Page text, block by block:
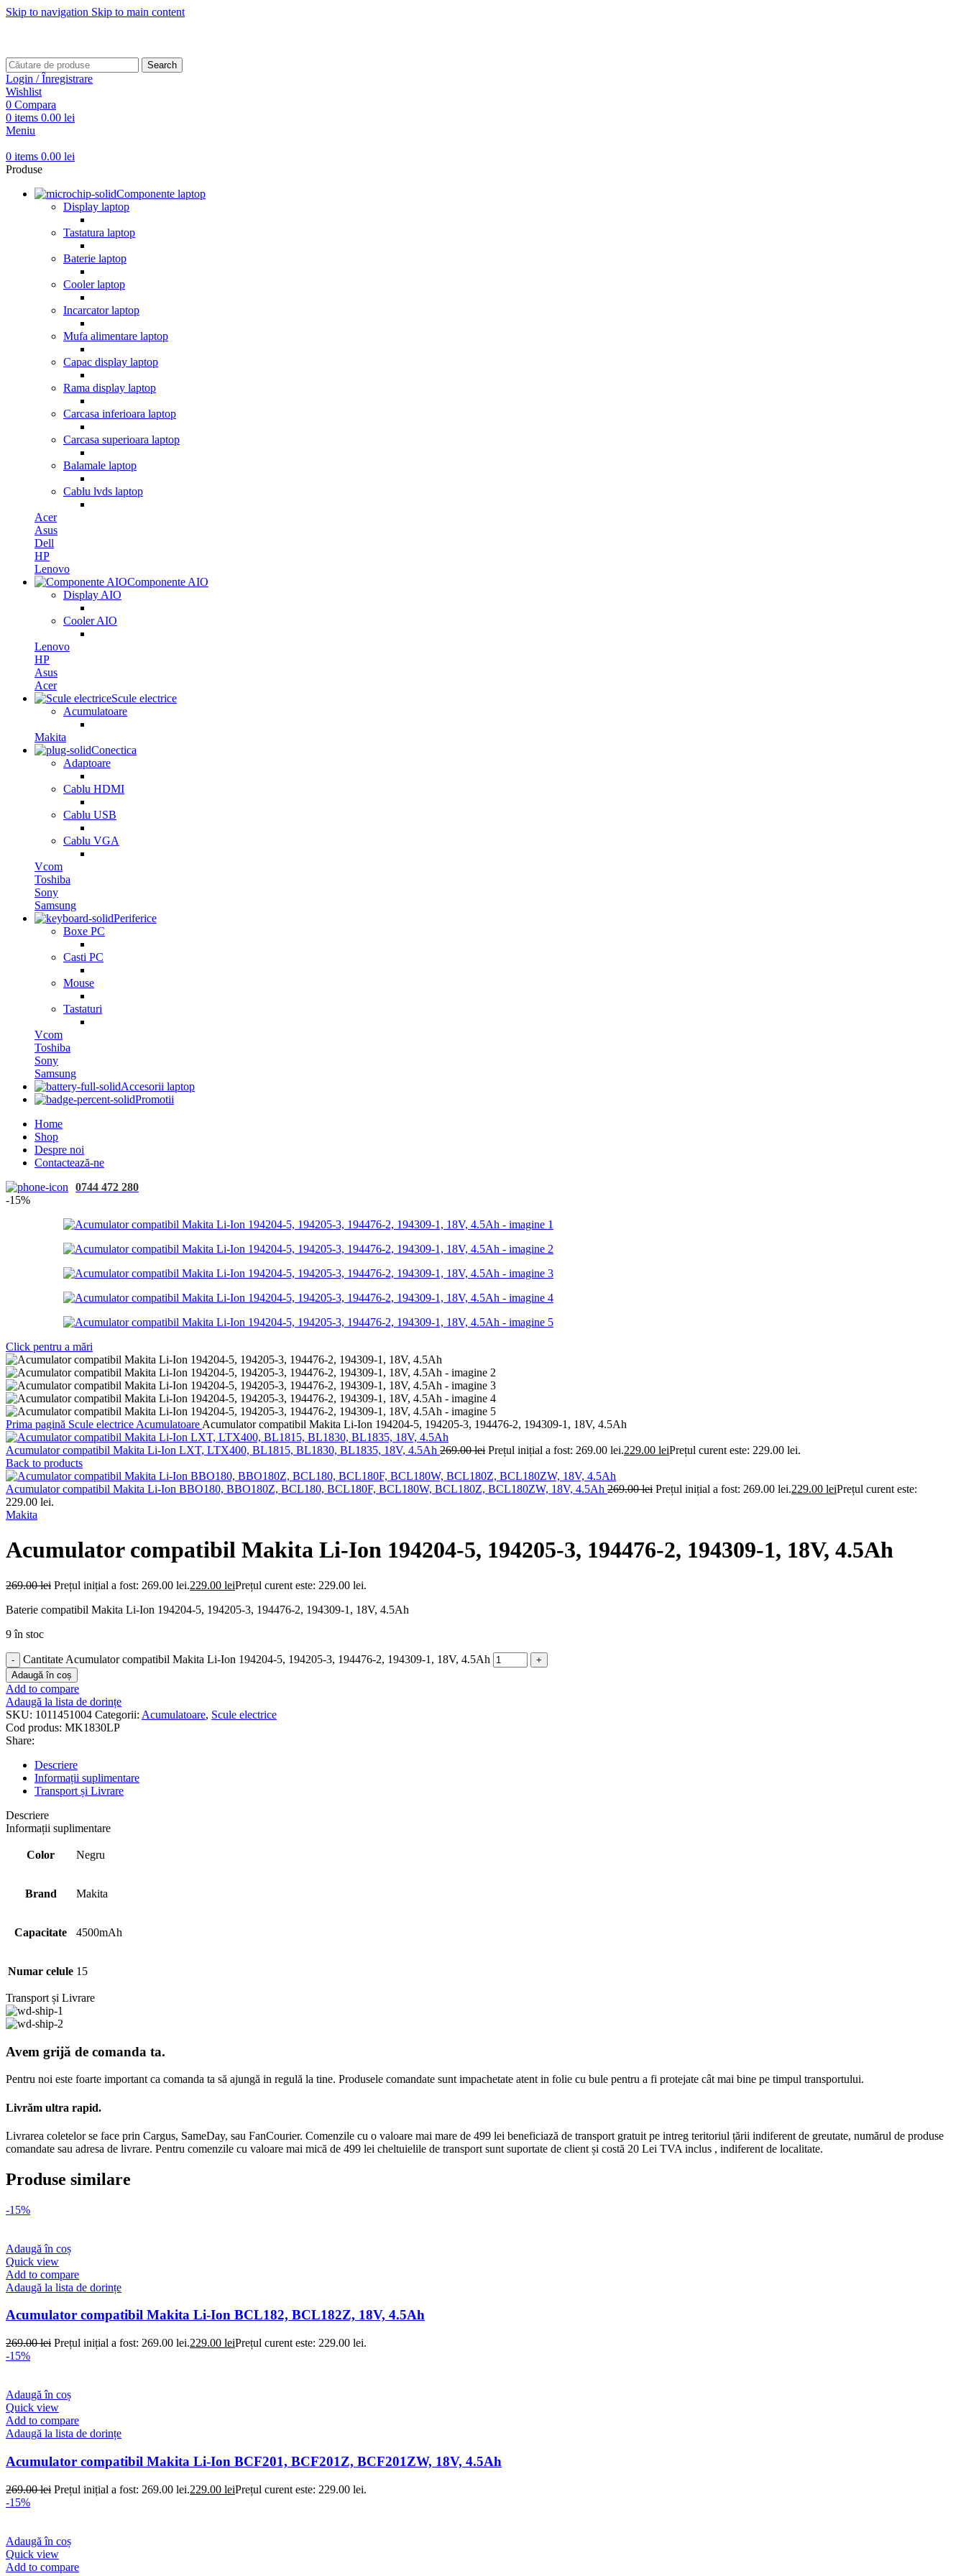
Skip to navigation Skip to main content
Search
Login / Înregistrare
Wishlist
0 Compara
0 items 0.00 lei
Meniu
0 items 0.00 lei
Produse
Componente laptop
Display laptop
Tastatura laptop
Baterie laptop
Cooler laptop
Incarcator laptop
Mufa alimentare laptop
Capac display laptop
Rama display laptop
Carcasa inferioara laptop
Carcasa superioara laptop
Balamale laptop
Cablu lvds laptop
Acer
Asus
Dell
HP
Lenovo
Componente AIO
Display AIO
Cooler AIO
Lenovo
HP
Asus
Acer
Scule electrice
Acumulatoare
Makita
Conectica
Adaptoare
Cablu HDMI
Cablu USB
Cablu VGA
Vcom
Toshiba
Sony
Samsung
Periferice
Boxe PC
Casti PC
Mouse
Tastaturi
Vcom
Toshiba
Sony
Samsung
Accesorii laptop
Promotii
Home
Shop
Despre noi
Contactează-ne
0744 472 280
-15%
Click pentru a mări
Prima pagină Scule electrice Acumulatoare Acumulator compatibil Makita Li-Ion 194204-5, 194205-3, 194476-2, 194309-1, 18V, 4.5Ah
Acumulator compatibil Makita Li-Ion LXT, LTX400, BL1815, BL1830, BL1835, 18V, 4.5Ah 269.00lei Prețul inițial a fost: 269.00 lei.229.00 leiPrețul curent este: 229.00 lei.
Back to products
Acumulator compatibil Makita Li-Ion BBO180, BBO180Z, BCL180, BCL180F, BCL180W, BCL180Z, BCL180ZW, 18V, 4.5Ah 269.00lei Prețul inițial a fost: 269.00 lei.229.00 leiPrețul curent este:
229.00 lei.
Makita
Acumulator compatibil Makita Li-Ion 194204-5, 194205-3, 194476-2, 194309-1, 18V, 4.5Ah
269.00lei Prețul inițial a fost: 269.00 lei.229.00 leiPrețul curent este: 229.00 lei.
Baterie compatibil Makita Li-Ion 194204-5, 194205-3, 194476-2, 194309-1, 18V, 4.5Ah
9 în stoc
Cantitate Acumulator compatibil Makita Li-Ion 194204-5, 194205-3, 194476-2, 194309-1, 18V, 4.5Ah
Adaugă în coș
Add to compare
Adaugă la lista de dorințe
SKU: 1011451004 Categorii: Acumulatoare, Scule electrice
Cod produs: MK1830LP
Share:
Descriere
Informații suplimentare
Transport și Livrare
Descriere
Informații suplimentare
Color Negru
Brand Makita
Capacitate 4500mAh
Numar celule 15
Transport și Livrare
Avem grijă de comanda ta.
Pentru noi este foarte important ca comanda ta să ajungă in regulă la tine. Produsele comandate sunt impachetate atent in folie cu bule pentru a fi protejate cât mai bine pe timpul transportului.
Livrăm ultra rapid.
Livrarea coletelor se face prin Cargus, SameDay, sau FanCourier. Comenzile cu o valoare mai mare de 499 lei beneficiază de transport gratuit pe intreg teritoriul țării indiferent de greutate, numărul de produse
comandate sau adresa de livrare. Pentru comenzile cu valoare mai mică de 499 lei cheltuielile de transport sunt suportate de client și costă 20 Lei TVA inclus , indiferent de localitate.
Produse similare
-15%
Adaugă în coș
Quick view
Add to compare
Adaugă la lista de dorințe
Acumulator compatibil Makita Li-Ion BCL182, BCL182Z, 18V, 4.5Ah
269.00lei Prețul inițial a fost: 269.00 lei.229.00 leiPrețul curent este: 229.00 lei.
-15%
Adaugă în coș
Quick view
Add to compare
Adaugă la lista de dorințe
Acumulator compatibil Makita Li-Ion BCF201, BCF201Z, BCF201ZW, 18V, 4.5Ah
269.00lei Prețul inițial a fost: 269.00 lei.229.00 leiPrețul curent este: 229.00 lei.
-15%
Adaugă în coș
Quick view
Add to compare